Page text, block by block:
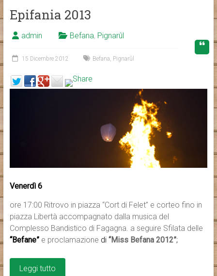
Epifania 2013
admin Befana, Pignarûl
15 Dicembre 2012 Befana Pignarûl
Venerdì 6
ore 17:00 Ritrovo in piazza “Cort di Felet” e corteo fino in
piazza Libertà accompagnato dalla musica del
Complesso Bandistico di Fagagna. a seguire Sfilata delle
“Befane” e proclamazione di “Miss Befana 2012”;
Leggi tutto